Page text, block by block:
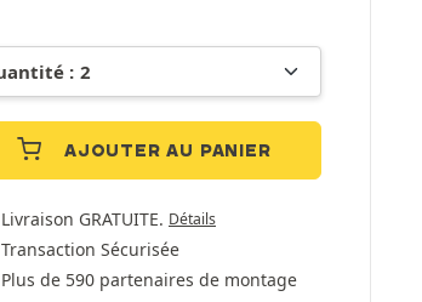
AJOUTER AU PANIER
Livraison GRATUITE. Détails
Transaction Sécurisée
Plus de 590 partenaires de montage